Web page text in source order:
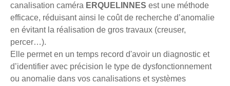
canalisation caméra ERQUELINNES est une méthode
efficace, réduisant ainsi le coût de recherche d’anomalie
en évitant la réalisation de gros travaux (creuser,
percer…).
Elle permet en un temps record d'avoir un diagnostic et
d’identifier avec précision le type de dysfonctionnement
ou anomalie dans vos canalisations et systèmes